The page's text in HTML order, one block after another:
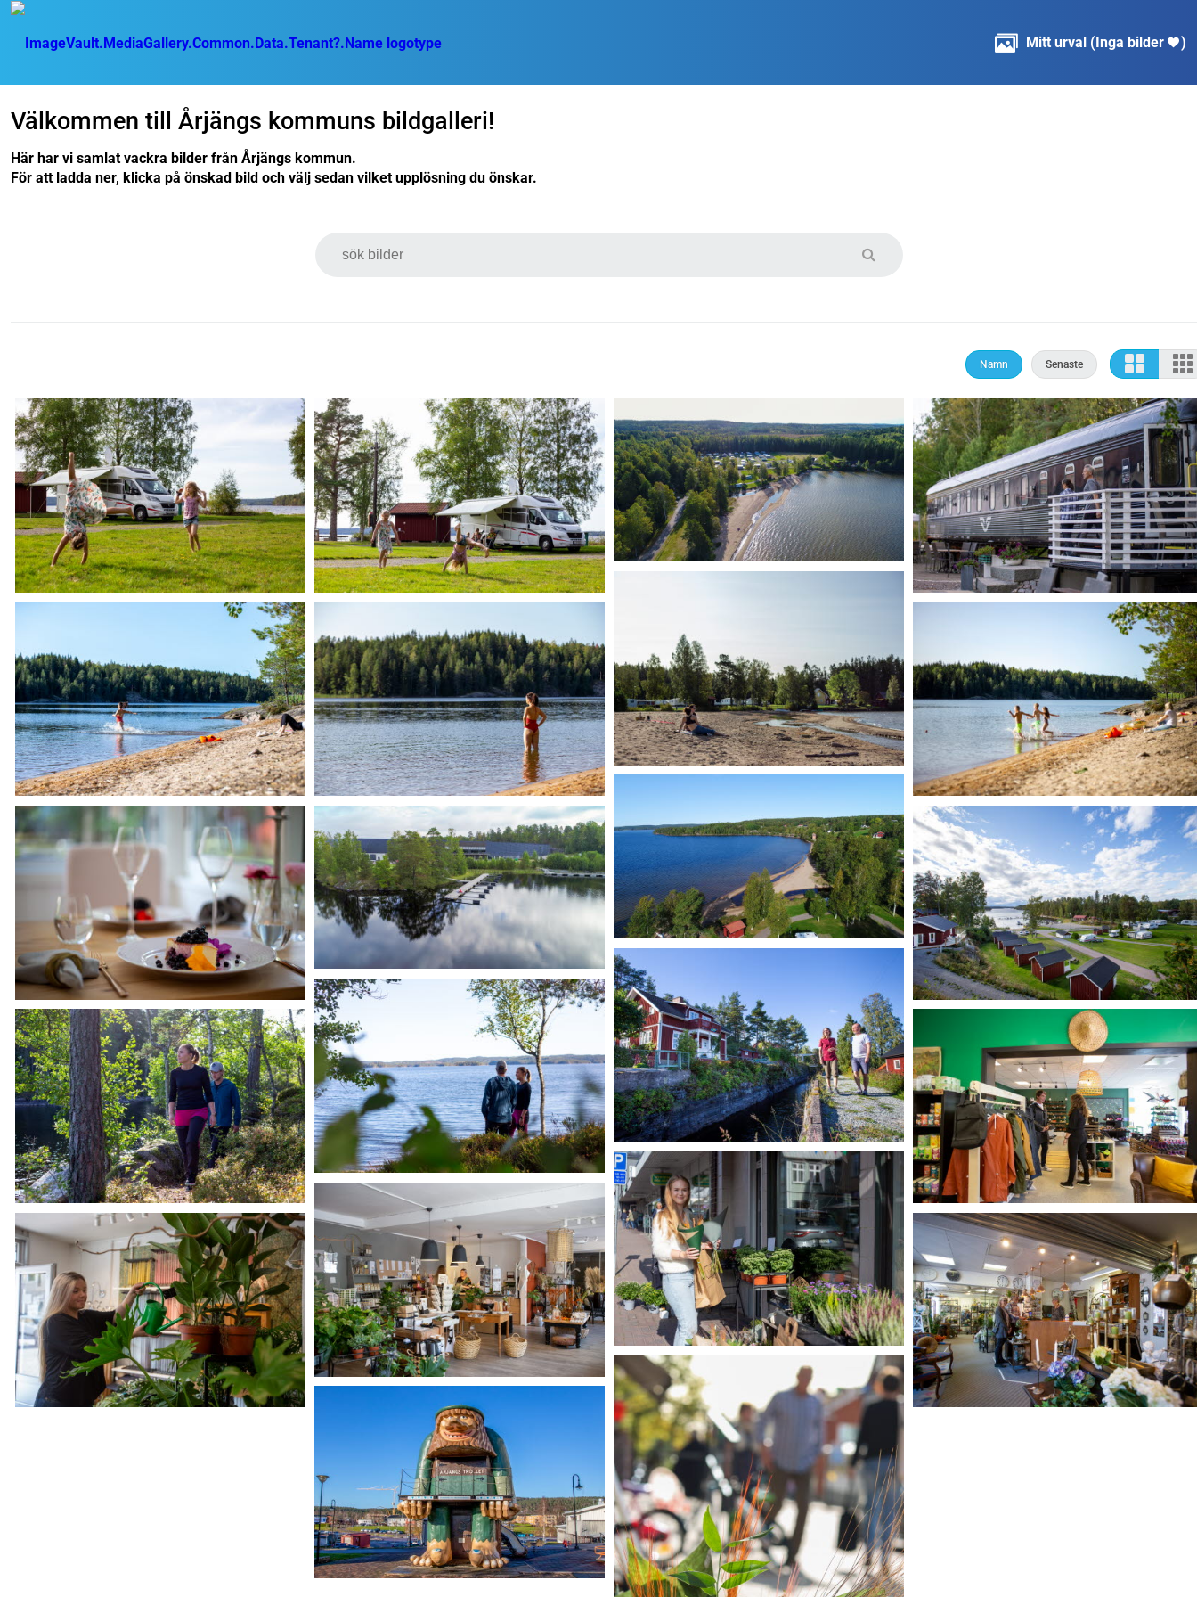
 Mitt urval (Inga bilder )
Välkommen till Årjängs kommuns bildgalleri!
Här har vi samlat vackra bilder från Årjängs kommun.
För att ladda ner, klicka på önskad bild och välj sedan vilket upplösning du önskar.
Namn Senaste